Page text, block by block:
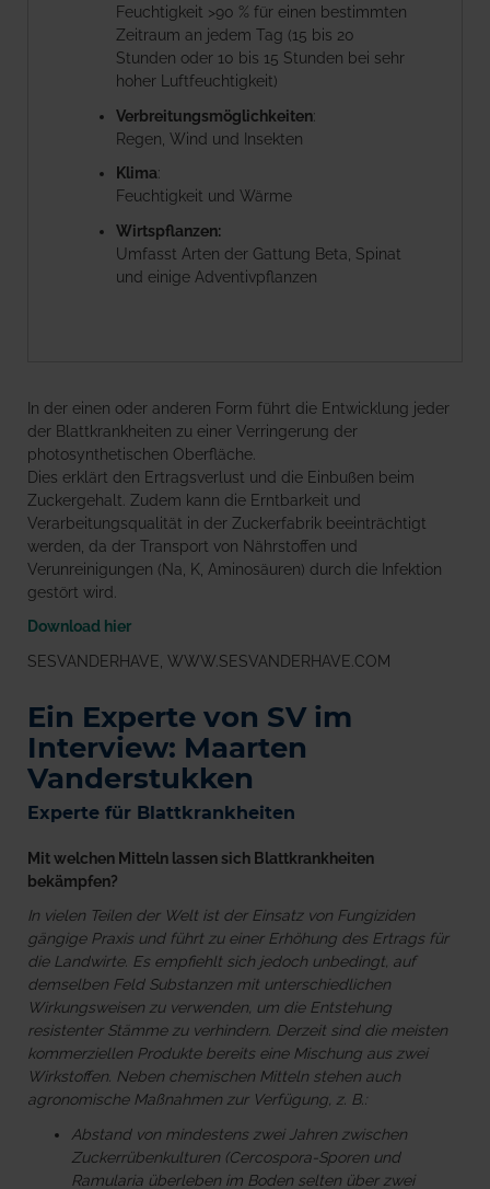
Feuchtigkeit >90 % für einen bestimmten
Zeitraum an jedem Tag (15 bis 20
Stunden oder 10 bis 15 Stunden bei sehr
hoher Luftfeuchtigkeit)
Verbreitungsmöglichkeiten:
Regen, Wind und Insekten
Klima:
Feuchtigkeit und Wärme
Wirtspflanzen:
Umfasst Arten der Gattung Beta, Spinat
und einige Adventivpflanzen
In der einen oder anderen Form führt die Entwicklung jeder
der Blattkrankheiten zu einer Verringerung der
photosynthetischen Oberfläche.
Dies erklärt den Ertragsverlust und die Einbußen beim
Zuckergehalt. Zudem kann die Erntbarkeit und
Verarbeitungsqualität in der Zuckerfabrik beeinträchtigt
werden, da der Transport von Nährstoffen und
Verunreinigungen (Na, K, Aminosäuren) durch die Infektion
gestört wird.
Download hier
SESVANDERHAVE, WWW.SESVANDERHAVE.COM
Ein Experte von SV im
Interview: Maarten
Vanderstukken
Experte für Blattkrankheiten
Mit welchen Mitteln lassen sich Blattkrankheiten
bekämpfen?
In vielen Teilen der Welt ist der Einsatz von Fungiziden
gängige Praxis und führt zu einer Erhöhung des Ertrags für
die Landwirte. Es empfiehlt sich jedoch unbedingt, auf
demselben Feld Substanzen mit unterschiedlichen
Wirkungsweisen zu verwenden, um die Entstehung
resistenter Stämme zu verhindern. Derzeit sind die meisten
kommerziellen Produkte bereits eine Mischung aus zwei
Wirkstoffen. Neben chemischen Mitteln stehen auch
agronomische Maßnahmen zur Verfügung, z. B.:
Abstand von mindestens zwei Jahren zwischen
Zuckerrübenkulturen (Cercospora-Sporen und
Ramularia überleben im Boden selten über zwei